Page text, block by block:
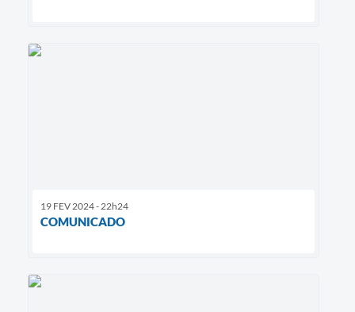
19 FEV 2024 - 22h24
COMUNICADO